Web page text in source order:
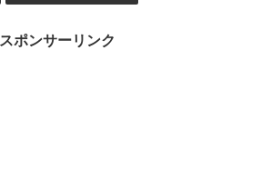
スポンサーリンク